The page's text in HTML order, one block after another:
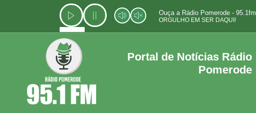
o
Ouça a Rádio Pomerode - 95.1fm
ORGULHO EM SER DAQUI!
Portal de Notícias Rádio
Pomerode